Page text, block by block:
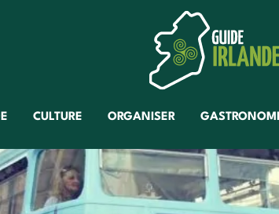
CULTURE ORGANISER